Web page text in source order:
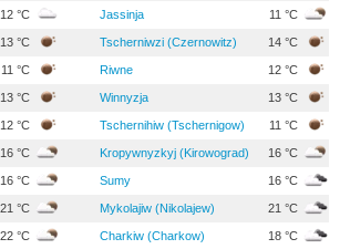
12 °C Jassinja 11 °C
13 °C Tscherniwzi (Czernowitz) 14 °C
11 °C Riwne 12 °C
13 °C Winnyzja 13 °C
12 °C Tschernihiw (Tschernigow) 11 °C
16 °C Kropywnyzkyj (Kirowograd) 16 °C
16 °C Sumy 16 °C
21 °C Mykolajiw (Nikolajew) 21 °C
22 °C Charkiw (Charkow) 18 °C